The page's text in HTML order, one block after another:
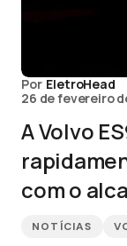
Por EletroHead
26 de fevereiro
A Volvo
com o
NOTÍCIAS